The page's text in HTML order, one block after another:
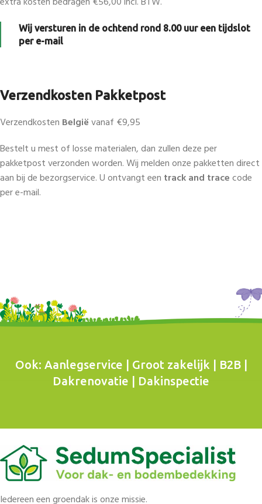
Wij versturen in de ochtend rond 8.00 uur een tijdslot
per e-mail
Verzendkosten Pakketpost
Verzendkosten Belgiëvanaf €9,95
Bestelt u mest of losse materialen, dan zullen deze per
pakketpost verzonden worden. Wij melden onze pakketten direct
aan bij de bezorgservice. U ontvangt een track and tracecode
per e-mail.
Ook: Aanlegservice | Groot zakelijk | B2B |
Dakrenovatie | Dakinspectie
Iedereen een groendak is onze missie.